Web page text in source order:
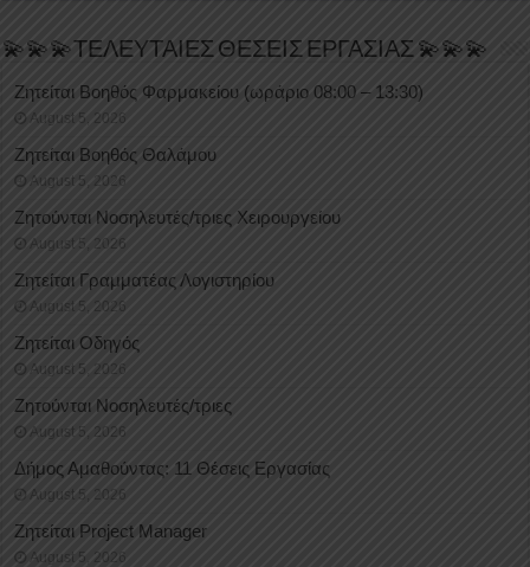
💫💫💫ΤΕΛΕΥΤΑΙΕΣ ΘΕΣΕΙΣ ΕΡΓΑΣΙΑΣ 💫💫💫
Ζητείται Βοηθός Φαρμακείου (ωράριο 08:00 – 13:30)
August 5, 2026
Ζητείται Βοηθός Θαλάμου
August 5, 2026
Ζητούνται Νοσηλευτές/τριες Χειρουργείου
August 5, 2026
Ζητείται Γραμματέας Λογιστηρίου
August 5, 2026
Ζητείται Οδηγός
August 5, 2026
Ζητούνται Νοσηλευτές/τριες
August 5, 2026
Δήμος Αμαθούντας: 11 Θέσεις Εργασίας
August 5, 2026
Ζητείται Project Manager
August 5, 2026